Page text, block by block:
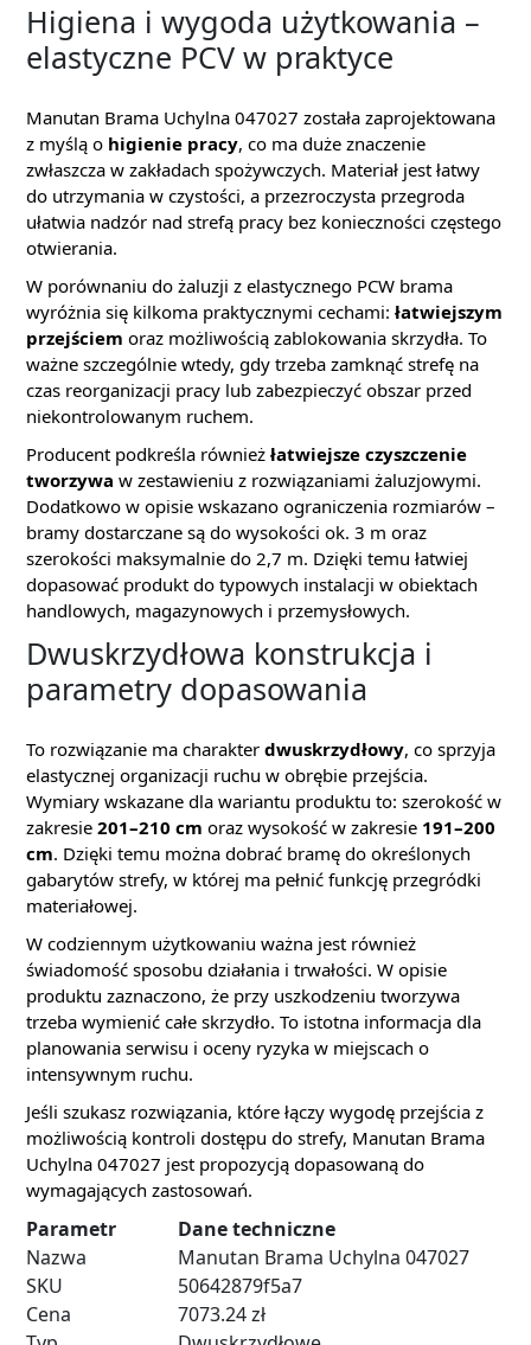
Higiena i wygoda użytkowania –
elastyczne PCV w praktyce
Manutan Brama Uchylna 047027 została zaprojektowana
z myślą o higienie pracy, co ma duże znaczenie
zwłaszcza w zakładach spożywczych. Materiał jest łatwy
do utrzymania w czystości, a przezroczysta przegroda
ułatwia nadzór nad strefą pracy bez konieczności częstego
otwierania.
W porównaniu do żaluzji z elastycznego PCW brama
wyróżnia się kilkoma praktycznymi cechami: łatwiejszym
przejściem oraz możliwością zablokowania skrzydła. To
ważne szczególnie wtedy, gdy trzeba zamknąć strefę na
czas reorganizacji pracy lub zabezpieczyć obszar przed
niekontrolowanym ruchem.
Producent podkreśla również łatwiejsze czyszczenie
tworzywa w zestawieniu z rozwiązaniami żaluzjowymi.
Dodatkowo w opisie wskazano ograniczenia rozmiarów –
bramy dostarczane są do wysokości ok. 3 m oraz
szerokości maksymalnie do 2,7 m. Dzięki temu łatwiej
dopasować produkt do typowych instalacji w obiektach
handlowych, magazynowych i przemysłowych.
Dwuskrzydłowa konstrukcja i
parametry dopasowania
To rozwiązanie ma charakter dwuskrzydłowy, co sprzyja
elastycznej organizacji ruchu w obrębie przejścia.
Wymiary wskazane dla wariantu produktu to: szerokość w
zakresie 201–210 cm oraz wysokość w zakresie 191–200
cm. Dzięki temu można dobrać bramę do określonych
gabarytów strefy, w której ma pełnić funkcję przegródki
materiałowej.
W codziennym użytkowaniu ważna jest również
świadomość sposobu działania i trwałości. W opisie
produktu zaznaczono, że przy uszkodzeniu tworzywa
trzeba wymienić całe skrzydło. To istotna informacja dla
planowania serwisu i oceny ryzyka w miejscach o
intensywnym ruchu.
Jeśli szukasz rozwiązania, które łączy wygodę przejścia z
możliwością kontroli dostępu do strefy, Manutan Brama
Uchylna 047027 jest propozycją dopasowaną do
wymagających zastosowań.
Parametr
Dane techniczne
Nazwa
Manutan Brama Uchylna 047027
SKU
50642879f5a7
Cena
7073.24 zł